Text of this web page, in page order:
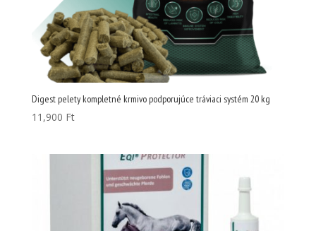
Digest pelety kompletné krmivo podporujúce tráviaci systém 20 kg
11,900 Ft